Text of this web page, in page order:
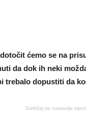
ćemo se na
da dok ih neki
trebalo dopustiti da
Sadržaj se nastavlja